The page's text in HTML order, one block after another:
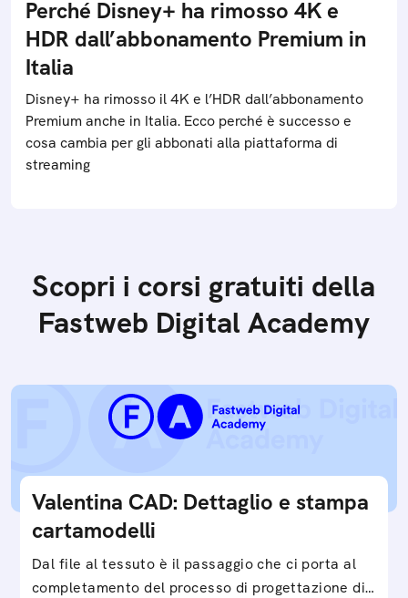
Perché Disney+ ha rimosso 4K e
HDR dall’abbonamento Premium in
Italia
Disney+ ha rimosso il 4K e l’HDR dall’abbonamento
Premium anche in Italia. Ecco perché è successo e
cosa cambia per gli abbonati alla piattaforma di
streaming
Scopri i corsi gratuiti della
Fastweb Digital Academy
Valentina CAD: Dettaglio e stampa
cartamodelli
Dal file al tessuto è il passaggio che ci porta al
completamento del processo di progettazione di